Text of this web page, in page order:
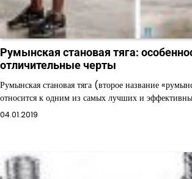
Румынская становая тяга:
отличительные черты
Румынская становая тяга (второе название
относится к одним из самых лучших и
04.01.2019